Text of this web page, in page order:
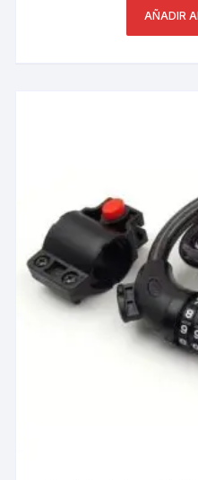
AÑADIR